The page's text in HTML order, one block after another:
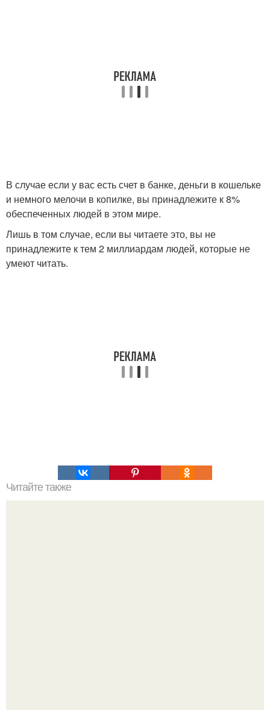
В случае если у вас есть счет в банке, деньги в кошельке
и немного мелочи в копилке, вы принадлежите к 8%
обеспеченных людей в этом мире.
Лишь в том случае, если вы читаете это, вы не
принадлежите к тем 2 миллиардам людей, которые не
умеют читать.
Читайте также